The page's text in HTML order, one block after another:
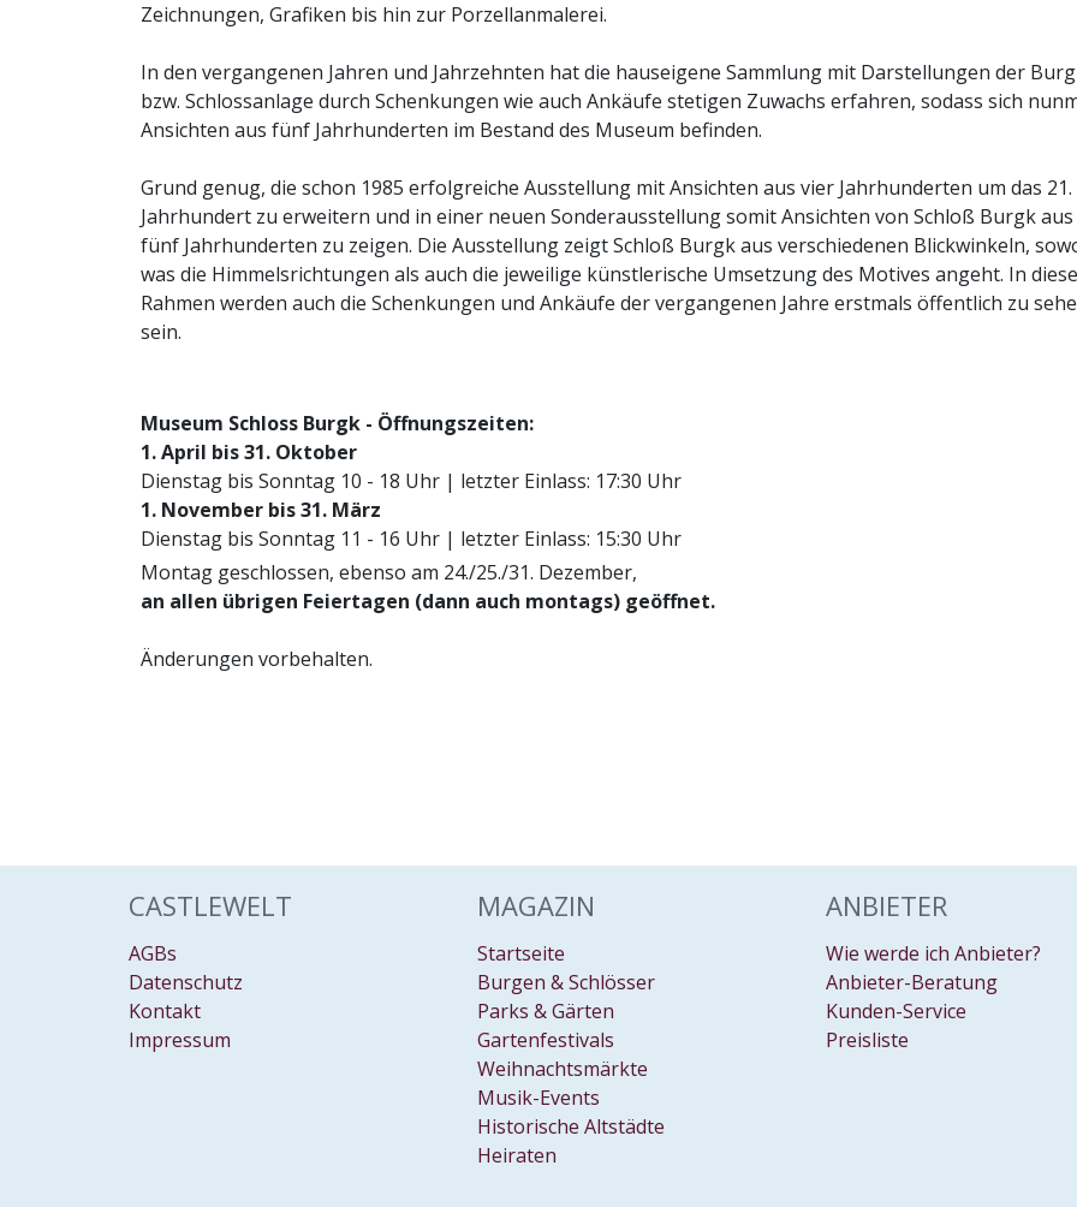
Zeichnungen, Grafiken bis hin zur Porzellanmalerei.
In den vergangenen Jahren und Jahrzehnten hat die hauseigene Sammlung mit Darstellungen der
bzw. Schlossanlage durch Schenkungen wie auch Ankäufe stetigen Zuwachs erfahren, sodass sich
Ansichten aus fünf Jahrhunderten im Bestand des Museum befinden.
Grund genug, die schon 1985 erfolgreiche Ausstellung mit Ansichten aus vier Jahrhunderten um das 21.
Jahrhundert zu erweitern und in einer neuen Sonderausstellung somit Ansichten von Schloß Burgk aus
fünf Jahrhunderten zu zeigen. Die Ausstellung zeigt Schloß Burgk aus verschiedenen Blickwinkeln,
was die Himmelsrichtungen als auch die jeweilige künstlerische Umsetzung des Motives angeht. In
Rahmen werden auch die Schenkungen und Ankäufe der vergangenen Jahre erstmals öffentlich zu
sein.
Museum Schloss Burgk - Öffnungszeiten:
1. April bis 31. Oktober
Dienstag bis Sonntag 10 - 18 Uhr | letzter Einlass: 17:30 Uhr
1. November bis 31. März
Dienstag bis Sonntag 11 - 16 Uhr | letzter Einlass: 15:30 Uhr
Montag geschlossen, ebenso am 24./25./31. Dezember,
an allen übrigen Feiertagen (dann auch montags) geöffnet.
Änderungen vorbehalten.
CASTLEWELT
AGBs
Datenschutz
Kontakt
Impressum
MAGAZIN
Startseite
Burgen & Schlösser
Parks & Gärten
Gartenfestivals
Weihnachtsmärkte
Musik-Events
Historische Altstädte
Heiraten
ANBIETER
Wie werde ich Anbieter?
Anbieter-Beratung
Kunden-Service
Preisliste